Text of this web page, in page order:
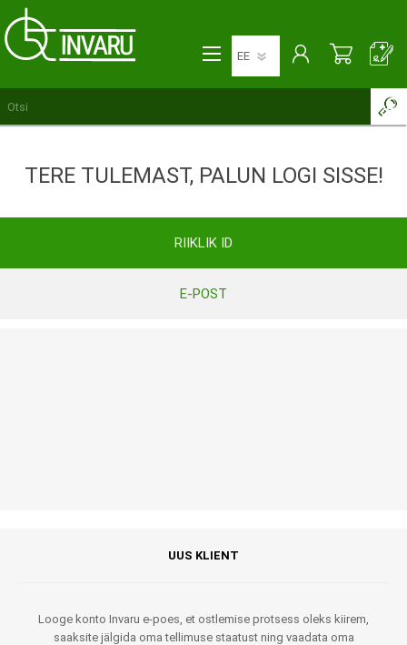
TERE TULEMAST, PALUN LOGI SISSE!
RIIKLIK ID
E-POST
UUS KLIENT
Looge konto Invaru e-poes, et ostlemise protsess oleks kiirem,
saaksite jälgida oma tellimuse staatust ning vaadata oma